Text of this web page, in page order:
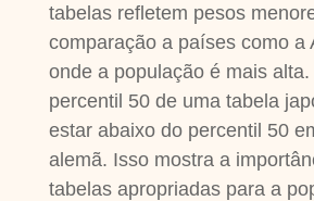
tabelas refletem pesos
comparação a países como a
onde a população é mais
percentil 50 de uma tabela
estar abaixo do percentil 50
alemã. Isso mostra a
tabelas apropriadas para a